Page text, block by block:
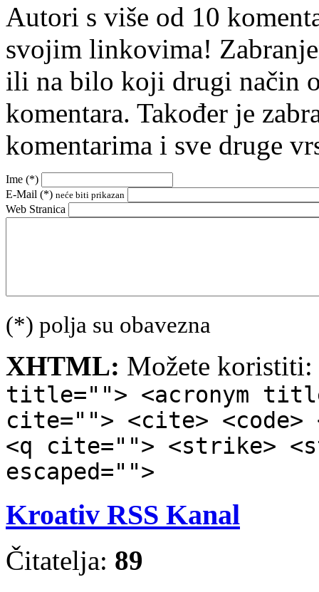
Autori s više od 10
svojim linkovima!
ili na bilo koji drugi način
komentara. Također je
komentarima i sve druge
Ime (*)
E-Mail (*) neće biti prikazan
Web Stranica
(*) polja su obavezna
XHTML: Možete koristiti:
title=""> <acronym
cite=""> <cite> <code>
<q cite=""> <strike>
escaped="">
Kroativ RSS Kanal
Čitatelja: 89